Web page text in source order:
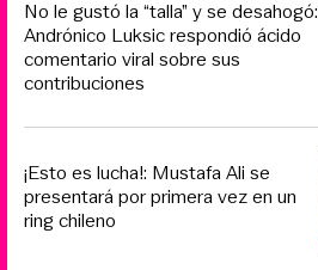
No le gustó la “talla” y se desahogó:
Andrónico Luksic respondió ácido
comentario viral sobre sus
contribuciones
¡Esto es lucha!: Mustafa Ali se
presentará por primera vez en un
ring chileno